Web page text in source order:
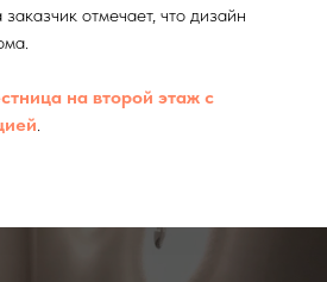
отмечает, что дизайн
на второй этаж с